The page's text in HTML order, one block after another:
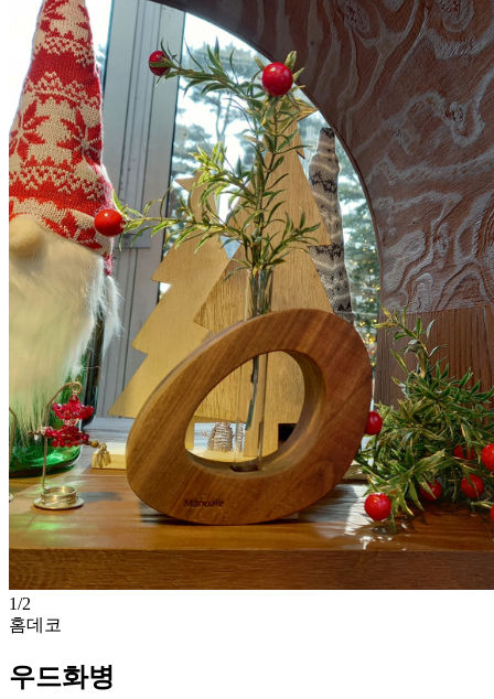
1/2
홈데코
우드화병